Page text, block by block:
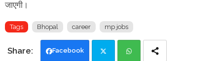
जाएगी।
Tags Bhopal career mp jobs
Facebook